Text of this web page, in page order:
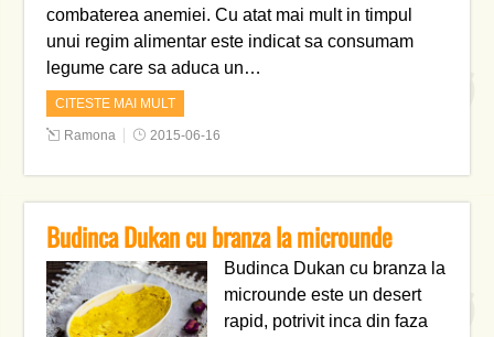
combaterea anemiei. Cu atat mai mult in timpul
unui regim alimentar este indicat sa consumam
legume care sa aduca un…
CITESTE MAI MULT
Ramona 2015-06-16
Budinca Dukan cu branza la microunde
Budinca Dukan cu branza la
microunde este un desert
rapid, potrivit inca din faza